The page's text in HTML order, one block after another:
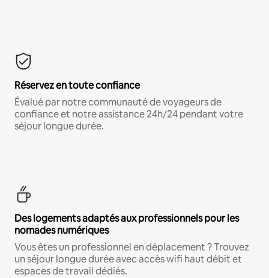
Réservez en toute confiance
Évalué par notre communauté de voyageurs de
confiance et notre assistance 24h/24 pendant votre
séjour longue durée.
Des logements adaptés aux professionnels pour les
nomades numériques
Vous êtes un professionnel en déplacement ? Trouvez
un séjour longue durée avec accès wifi haut débit et
espaces de travail dédiés.